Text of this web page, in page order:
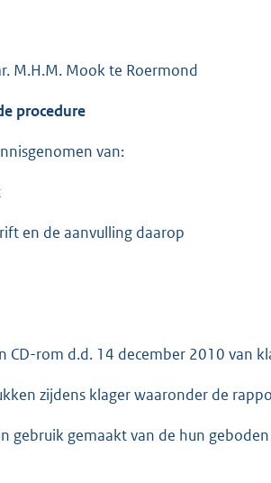
M.H.M. Mook te Roermond
procedure
van:
en de aanvulling daarop
rom d.d. 14 december 2010 van
zijdens klager waaronder de
gebruik gemaakt van de hun